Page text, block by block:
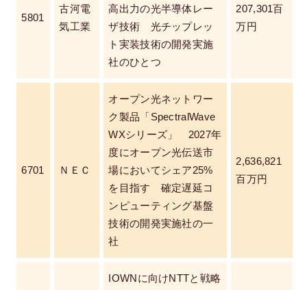
5801
古河電
気工業
高出力の光半導体レー
ザ技術 光チップレッ
ト実装技術の開発実施
社のひとつ
207,301百
万円
6701 ＮＥＣ
オープン光ネットワー
ク製品「SpectralWave
WXシリーズ」 2027年
度にオープン光伝送市
場においてシェア25%
を目指す 確定遅延コ
ンピューティング基盤
技術の開発実施社の一
社
2,636,821
百万円
IOWNに向けNTTと戦略